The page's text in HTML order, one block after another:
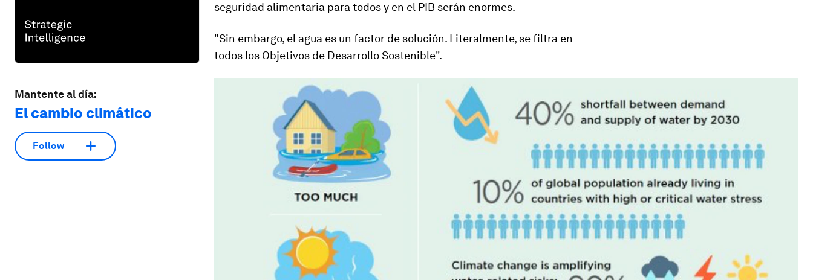
Mantente al día:
El cambio climático
Follow
seguridad alimentaria para todos y en el PIB serán enormes.
"Sin embargo, el agua es un factor de solución. Literalmente, se filtra en
todos los Objetivos de Desarrollo Sostenible".